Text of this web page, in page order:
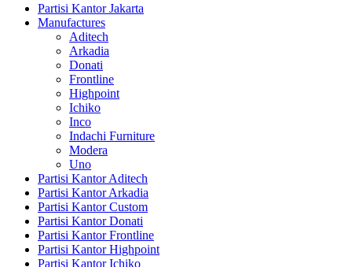
Partisi Kantor Jakarta
Manufactures
Aditech
Arkadia
Donati
Frontline
Highpoint
Ichiko
Inco
Indachi Furniture
Modera
Uno
Partisi Kantor Aditech
Partisi Kantor Arkadia
Partisi Kantor Custom
Partisi Kantor Donati
Partisi Kantor Frontline
Partisi Kantor Highpoint
Partisi Kantor Ichiko